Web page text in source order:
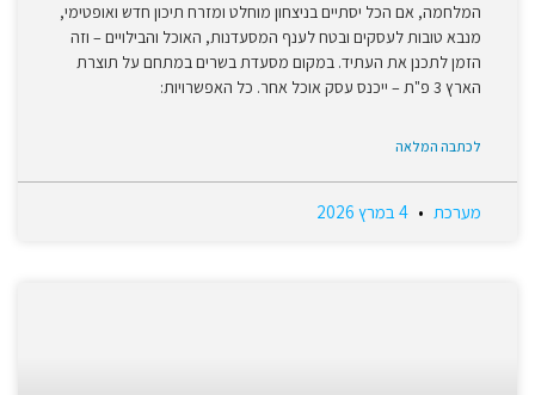
המלחמה, אם הכל יסתיים בניצחון מוחלט ומזרח תיכון חדש ואופטימי,
מנבא טובות לעסקים ובטח לענף המסעדנות, האוכל והבילויים – וזה
הזמן לתכנן את העתיד. במקום מסעדת בשרים במתחם על תוצרת
הארץ 3 פ"ת – ייכנס עסק אוכל אחר. כל האפשרויות:
לכתבה המלאה
מערכת